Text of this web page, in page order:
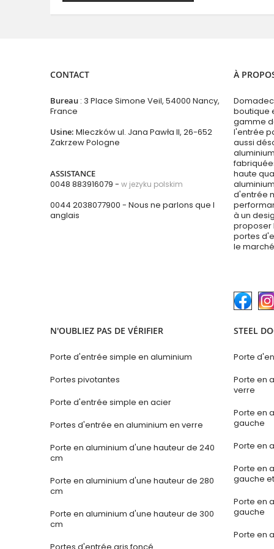
CONTACT
Bureau : 3 Place Simone Veil, 54000 Nancy,
France
Usine: Mleczków ul. Jana Pawła II, 26-652
Zakrzew Pologne
ASSISTANCE
0048 883916079 - w jezyku polskim
0044 2038077900 - Nous ne parlons que l
anglais
À
boutique
gamme
l'entrée
aussi
haute
d'entrée
à un
proposer
portes
le
N'OUBLIEZ PAS DE VÉRIFIER
Porte d'entrée simple en aluminium
Portes pivotantes
Porte d'entrée simple en acier
Portes d'entrée en aluminium en verre
Porte en aluminium d'une hauteur de 240
cm
Porte en aluminium d'une hauteur de 280
cm
Porte en aluminium d'une hauteur de 300
cm
STEEL
Porte
Porte en
verre
Porte en
gauche
Porte en
Porte en
gauche
Porte en
gauche
Porte en